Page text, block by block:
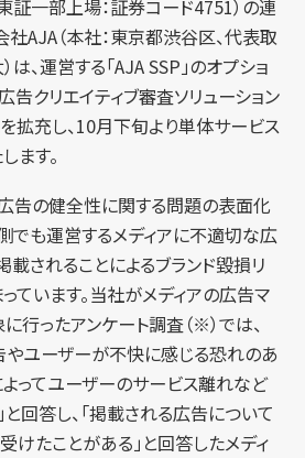
証一部上場：証券コード4751）の連
AJA（本社：東京都渋谷区、代表取
、運営する「AJA SSP」のオプショ
告クリエイティブ審査ソリューション
拡充し、10月下旬より単体サービス
ます。
告の健全性に関する問題の表面化
でも運営するメディアに不適切な広
載されることによるブランド毀損リ
ています。当社がメディアの広告マ
行ったアンケート調査（※）では、
ユーザーが不快に感じる恐れのあ
ってユーザーのサービス離れなど
と回答し、「掲載される広告について
けたことがある」と回答したメディ